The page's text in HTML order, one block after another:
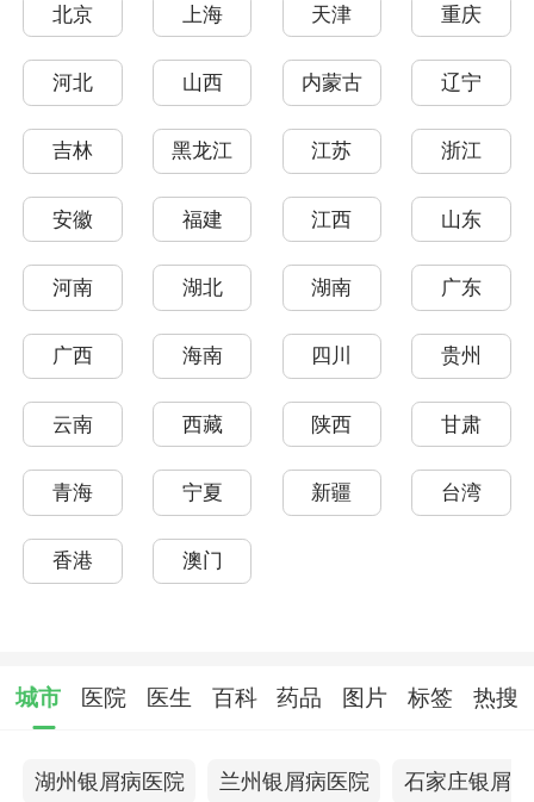
北京 上海 天津 重庆
河北 山西 内蒙古 辽宁
吉林 黑龙江 江苏 浙江
安徽 福建 江西 山东
河南 湖北 湖南 广东
广西 海南 四川 贵州
云南 西藏 陕西 甘肃
青海 宁夏 新疆 台湾
香港 澳门
城市 医院 医生 百科 药品 图片 标签 热搜
湖州银屑病医院 兰州银屑病医院 石家庄银屑